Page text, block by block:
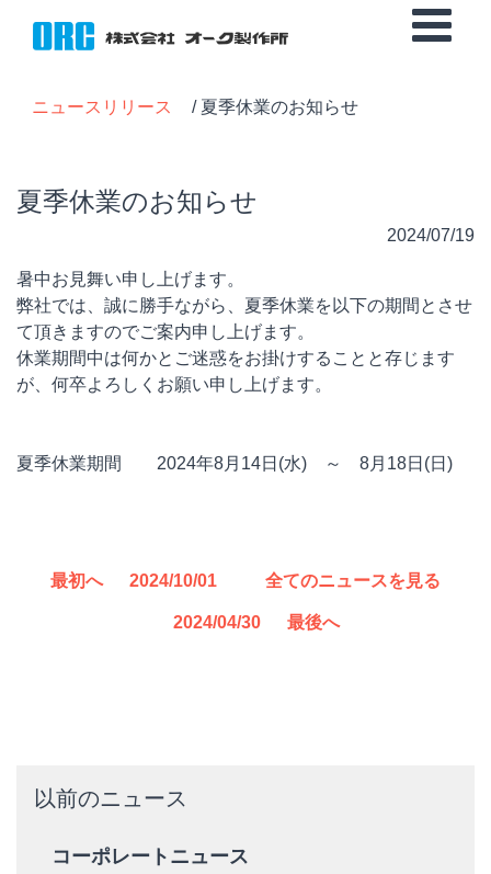
ニュースリリース / 夏季休業のお知らせ
夏季休業のお知らせ
2024/07/19
暑中お見舞い申し上げます。
弊社では、誠に勝手ながら、夏季休業を以下の期間とさせ
て頂きますのでご案内申し上げます。
休業期間中は何かとご迷惑をお掛けすることと存じます
が、何卒よろしくお願い申し上げます。
夏季休業期間 2024年8月14日(水) ～ 8月18日(日)
最初へ 2024/10/01 全てのニュースを見る
2024/04/30 最後へ
以前のニュース
コーポレートニュース